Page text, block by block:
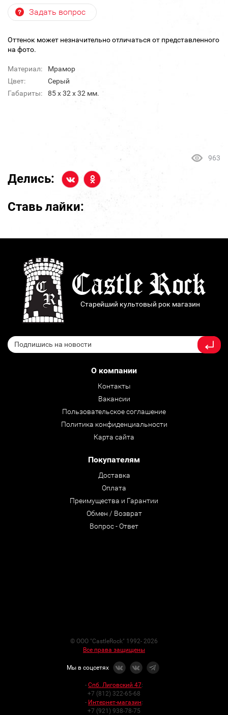
Задать вопрос
Оттенок может незначительно отличаться от представленного
на фото.
Материал:
Мрамор
Цвет:
Серый
Габариты:
85 х 32 х 32 мм.
963
Делись:
Ставь лайки:
Старейший культовый рок магазин
О компании
Контакты
Вакансии
Пользовательское соглашение
Политика конфиденциальности
Карта сайта
Покупателям
Доставка
Оплата
Преимущества и Гарантии
Обмен / Возврат
Вопрос - Ответ
© ООО "CastleRock" 1992- 2026
Все права защищены
Мы в соцсетях
- Спб. Лиговский 47:
+7 (812) 322-65-68
- Интернет-магазин:
+7 (921) 938-78-75